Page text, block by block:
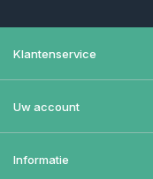
Klantenservice
Uw account
Informatie